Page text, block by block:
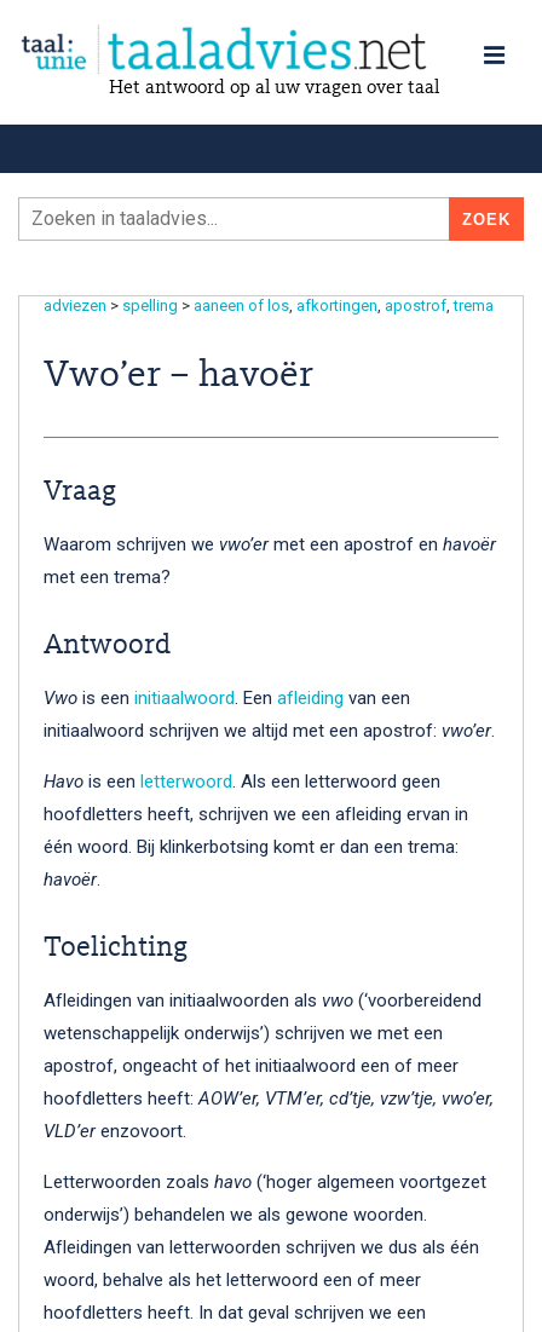
Het antwoord op al uw vragen over taal
adviezen > spelling > aaneen of los afkortingen apostrof trema
Vwo’er – havoër
Vraag
Waarom schrijven we vwo’ermet een apostrof en havoër
met een trema?
Antwoord
Vwo is een initiaalwoord. Een afleiding van een
initiaalwoord schrijven we altijd met een apostrof: vwo’er.
Havo is een letterwoord. Als een letterwoord geen
hoofdletters heeft, schrijven we een afleiding ervan in
één woord. Bij klinkerbotsing komt er dan een trema:
havoër.
Toelichting
Afleidingen van initiaalwoorden als vwo (‘voorbereidend
wetenschappelijk onderwijs’) schrijven we met een
apostrof, ongeacht of het initiaalwoord een of meer
hoofdletters heeft:AOW’er, VTM’er, cd’tje, vzw’tje, vwo’er,
VLD’erenzovoort.
Letterwoorden zoals havo (‘hoger algemeen voortgezet
onderwijs’) behandelen we als gewone woorden.
Afleidingen van letterwoorden schrijven we dus als één
woord, behalve als het letterwoord een of meer
hoofdletters heeft. In dat geval schrijven we een